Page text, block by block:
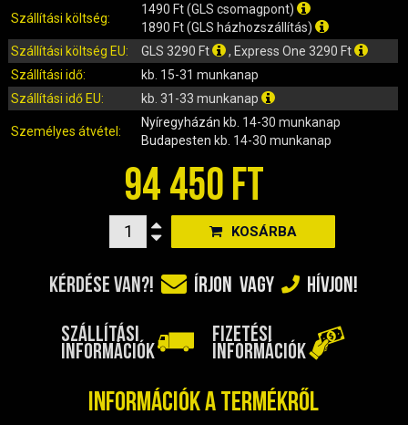
IZZÓ (ROBOGÓ, QUAD, MOTOR)
KARBURÁTOROK ÉS ALKATRÉSZEIK
KENŐANYAGOK, TISZTÍTÓK, ÁPOLÓK
KIEGÉSZÍTŐK
KILÓMÉTERÓRA ÉS ALKATRÉSZEI
KORMÁNY ÉS ALKATRÉSZEI
LÁMPÁK, BÚRÁK
MOTORBLOKK KOMPLETT
SZERSZÁMOK
RUHÁZAT, VÉDŐFELSZERELÉSEK
TELESZKÓP ÉS ALKATRÉSZEI
Szállítási költség:
1490 Ft (GLS csomagpont)
1890 Ft (GLS házhozszállítás)
Szállítási költség EU:
GLS 3290 Ft
, Express One 3290 Ft
Szállítási idő:
kb. 15-31 munkanap
Szállítási idő EU:
kb. 31-33 munkanap
Személyes átvétel:
Nyíregyházán kb. 14-30 munkanap
Budapesten kb. 14-30 munkanap
94 450 FT
KOSÁRBA
KÉRDÉSE VAN?! ÍRJON VAGY HÍVJON!
SZÁLLÍTÁSI
INFORMÁCIÓK
FIZETÉSI
INFORMÁCIÓK
Információk a termékről